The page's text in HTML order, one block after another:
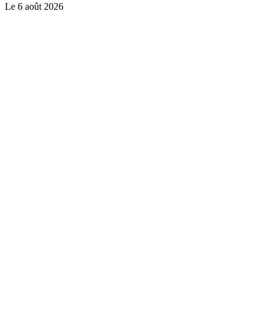
Le 6 août 2026